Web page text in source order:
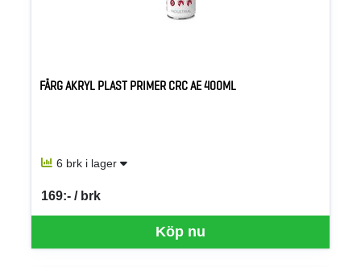
FÄRG AKRYL PLAST PRIMER CRC AE 400ML
6 brk i lager
Köp nu
169:- / brk
SEK per BRK